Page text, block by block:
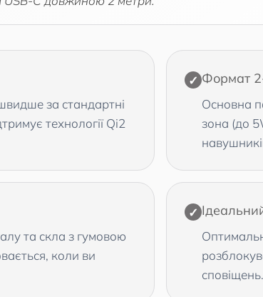
за стандартні
технології Qi2
✓ Формат
Основна
зона (до
та скла з гумовою
коли ви
✓
сповіщень.